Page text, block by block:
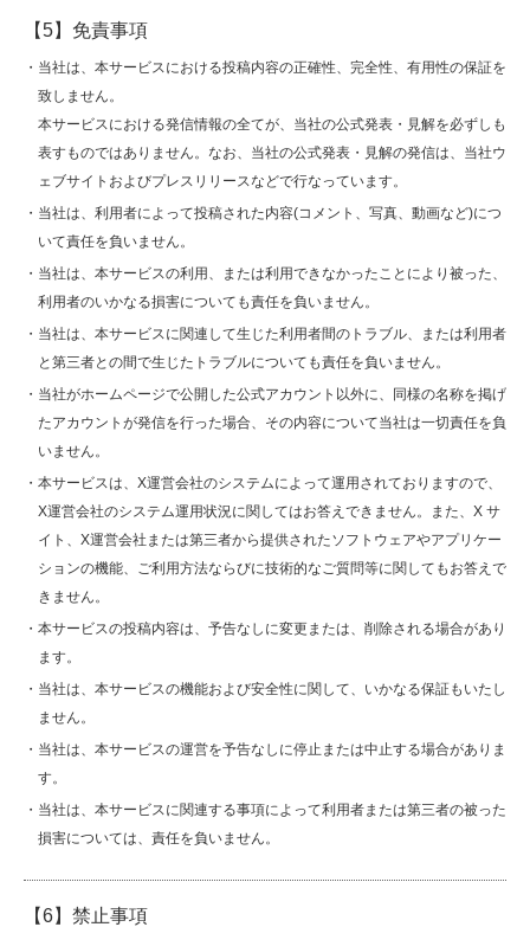
【5】免責事項
・当社は、本サービスにおける投稿内容の正確性、完全性、有用性の保証を
致しません。
本サービスにおける発信情報の全てが、当社の公式発表・見解を必ずしも
表すものではありません。なお、当社の公式発表・見解の発信は、当社ウ
ェブサイトおよびプレスリリースなどで行なっています。
・当社は、利用者によって投稿された内容(コメント、写真、動画など)につ
いて責任を負いません。
・当社は、本サービスの利用、または利用できなかったことにより被った、
利用者のいかなる損害についても責任を負いません。
・当社は、本サービスに関連して生じた利用者間のトラブル、または利用者
と第三者との間で生じたトラブルについても責任を負いません。
・当社がホームページで公開した公式アカウント以外に、同様の名称を掲げ
たアカウントが発信を行った場合、その内容について当社は一切責任を負
いません。
・本サービスは、X運営会社のシステムによって運用されておりますので、
X運営会社のシステム運用状況に関してはお答えできません。また、X サ
イト、X運営会社または第三者から提供されたソフトウェアやアプリケー
ションの機能、ご利用方法ならびに技術的なご質問等に関してもお答えで
きません。
・本サービスの投稿内容は、予告なしに変更または、削除される場合があり
ます。
・当社は、本サービスの機能および安全性に関して、いかなる保証もいたし
ません。
・当社は、本サービスの運営を予告なしに停止または中止する場合がありま
す。
・当社は、本サービスに関連する事項によって利用者または第三者の被った
損害については、責任を負いません。
【6】禁止事項